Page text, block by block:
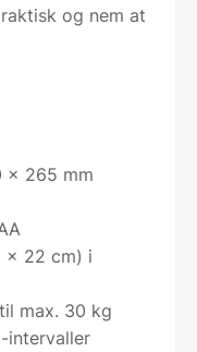
og nem at
x 265 mm
x 22 cm) i
max. 30 kg
intervaller